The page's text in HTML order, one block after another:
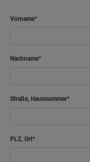
Vorname
Nachname
Straße, Hausnummer
PLZ, Ort